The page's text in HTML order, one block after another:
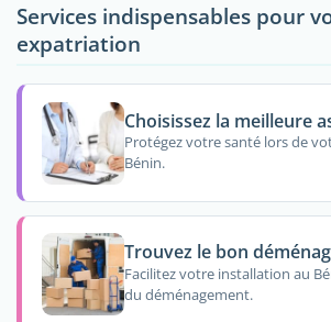
Services indispensables pour
expatriation
Choisissez la meilleure
Protégez votre santé lors de
Bénin.
Trouvez le bon
Facilitez votre installation au
du déménagement.